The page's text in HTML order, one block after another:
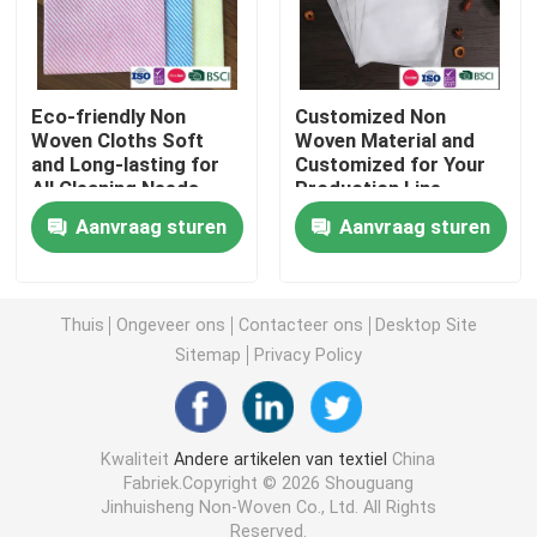
Niet-geweven Lijstdoek
Huishoudelijke schoonmaaklakken
Spunlace het Schoonmaken veegt af
Het beschikbare Schoonmaken veegt af
Keukendoeken voor eenmalig gebruik
Eco-friendly Non
Woven Cloths Soft
and Long-lasting for
All Cleaning Needs
Aanvraag sturen
Customized Non
Woven Material and
Customized for Your
Production Line
Efficiency
Aanvraag sturen
Thuis Ongeveer ons Contacteer ons
Desktop Site
Sitemap
Privacy Policy
KwaliteitAndere artikelen van textiel China
Fabriek.Copyright © 2026 Shouguang
Jinhuisheng Non-Woven Co., Ltd. All Rights
Reserved.